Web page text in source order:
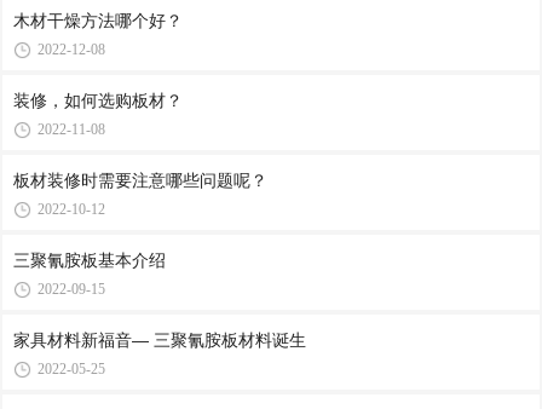
木材干燥方法哪个好？
2022-12-08
装修，如何选购板材？
2022-11-08
板材装修时需要注意哪些问题呢？
2022-10-12
三聚氰胺板基本介绍
2022-09-15
家具材料新福音— 三聚氰胺板材料诞生
2022-05-25